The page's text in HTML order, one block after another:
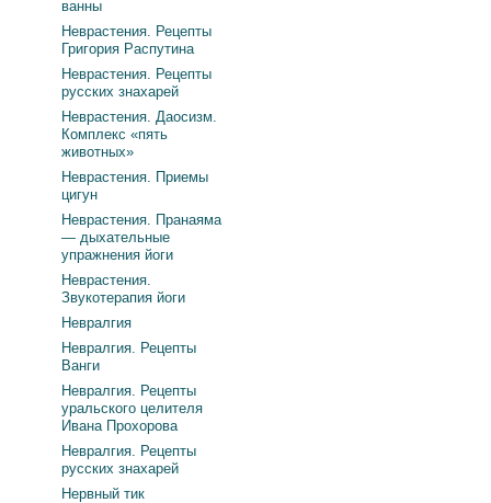
ванны
Неврастения. Рецепты
Григория Распутина
Неврастения. Рецепты
русских знахарей
Неврастения. Даосизм.
Комплекс «пять
животных»
Неврастения. Приемы
цигун
Неврастения. Пранаяма
— дыхательные
упражнения йоги
Неврастения.
Звукотерапия йоги
Невралгия
Невралгия. Рецепты
Ванги
Невралгия. Рецепты
уральского целителя
Ивана Прохорова
Невралгия. Рецепты
русских знахарей
Нервный тик